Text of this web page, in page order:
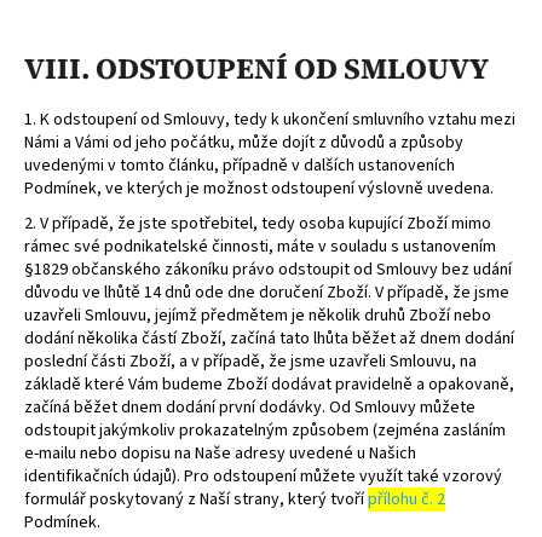
VIII. ODSTOUPENÍ OD SMLOUVY
1. K odstoupení od Smlouvy, tedy k ukončení smluvního vztahu mezi
Námi a Vámi od jeho počátku, může dojít z důvodů a způsoby
uvedenými v tomto článku, případně v dalších ustanoveních
Podmínek, ve kterých je možnost odstoupení výslovně uvedena.
2. V případě, že jste spotřebitel, tedy osoba kupující Zboží mimo
rámec své podnikatelské činnosti, máte v souladu s ustanovením
§1829 občanského zákoníku právo odstoupit od Smlouvy bez udání
důvodu ve lhůtě 14 dnů ode dne doručení Zboží. V případě, že jsme
uzavřeli Smlouvu, jejímž předmětem je několik druhů Zboží nebo
dodání několika částí Zboží, začíná tato lhůta běžet až dnem dodání
poslední části Zboží, a v případě, že jsme uzavřeli Smlouvu, na
základě které Vám budeme Zboží dodávat pravidelně a opakovaně,
začíná běžet dnem dodání první dodávky. Od Smlouvy můžete
odstoupit jakýmkoliv prokazatelným způsobem (zejména zasláním
e-mailu nebo dopisu na Naše adresy uvedené u Našich
identifikačních údajů). Pro odstoupení můžete využít také vzorový
formulář poskytovaný z Naší strany, který tvořípřílohu č. 2
Podmínek.